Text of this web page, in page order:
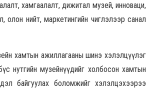
хамгаалалт, дижитал музей, инноваци,
олон нийт, маркетингийн чиглэлээр санал
хамтын ажиллагааны шинэ хэлэлцүүлэг
нутгийн музейнүүдийг холбосон хамтын
байгуулах боломжийг хэлэлцэхээрээ